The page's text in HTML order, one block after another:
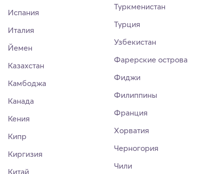
Испания
Италия
Йемен
Казахстан
Камбоджа
Канада
Кения
Кипр
Киргизия
Китай
Туркменистан
Турция
Узбекистан
Фарерские острова
Фиджи
Филиппины
Франция
Хорватия
Черногория
Чили